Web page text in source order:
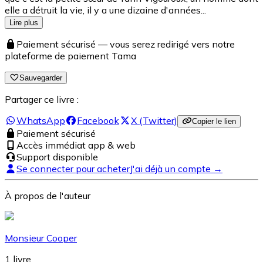
elle a détruit la vie, il y a une dizaine d'années...
Lire plus
Paiement sécurisé — vous serez redirigé vers notre
plateforme de paiement Tama
Sauvegarder
Partager ce livre :
WhatsApp
Facebook X (Twitter) Copier le lien
Paiement sécurisé
Accès immédiat app & web
Support disponible
Se connecter pour acheterJ'ai déjà un compte →
À propos de l'auteur
Monsieur Cooper
1 livre